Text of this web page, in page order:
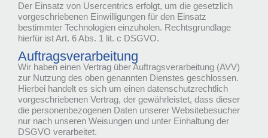
Der Einsatz von Usercentrics erfolgt, um die gesetzlich
vorgeschriebenen Einwilligungen für den Einsatz
bestimmter Technologien einzuholen. Rechtsgrundlage
hierfür ist Art. 6 Abs. 1 lit. c DSGVO.
Auftragsverarbeitung
Wir haben einen Vertrag über Auftragsverarbeitung (AVV)
zur Nutzung des oben genannten Dienstes geschlossen.
Hierbei handelt es sich um einen datenschutzrechtlich
vorgeschriebenen Vertrag, der gewährleistet, dass dieser
die personenbezogenen Daten unserer Websitebesucher
nur nach unseren Weisungen und unter Einhaltung der
DSGVO verarbeitet.